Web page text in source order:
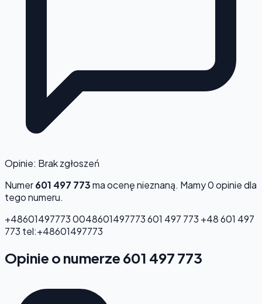
Opinie: Brak zgłoszeń
Numer601 497 773ma ocenęnieznaną. Mamy 0 opinie dla
tego numeru.
+486014977730048601497773601 497 773 +48 601 497
773 tel:+48601497773
Opinie o numerze 601 497 773